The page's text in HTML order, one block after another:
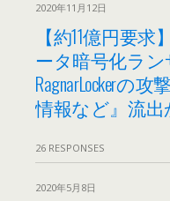
2020年11月12日
【約11億円要
ータ暗号化ラ
RagnarLockerの
情報など』流出
26 RESPONSES
2020年5月8日